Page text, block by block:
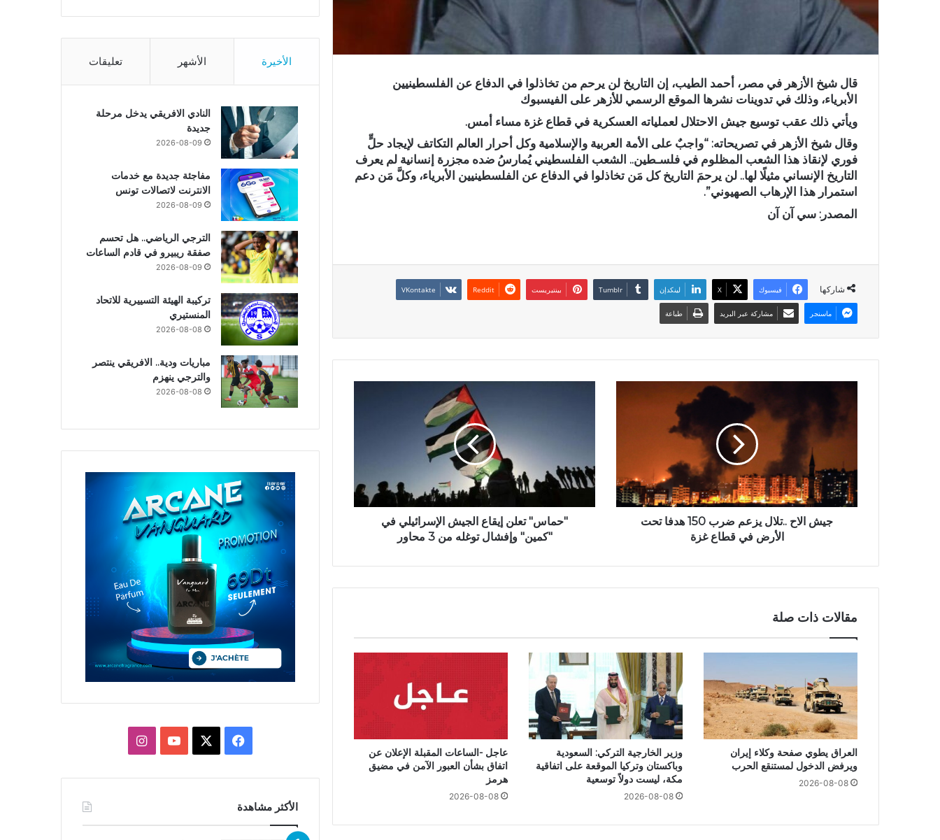
قال شيخ الأزهر في مصر، أحمد الطيب، إن التاريخ لن يرحم من تخاذلوا في الدفاع عن الفلسطينيين
الأبرياء، وذلك في تدوينات نشرها الموقع الرسمي للأزهر على الفيسبوك
ويأتي ذلك عقب توسيع جيش الاحتلال لعملياته العسكرية في قطاع غزة مساء أمس.
وقال شيخ الأزهر في تصريحاته: “واجبٌ على الأمة العربية والإسلامية وكل أحرار العالم التكاتف لإيجاد حلٍّ
فوري لإنقاذ هذا الشعب المظلوم في فلسـطين.. الشعب الفلسطيني يُمارسُ ضده مجزرة إنسانية لم يعرف
التاريخ الإنساني مثيلًا لها.. لن يرحمَ التاريخ كل مَن تخاذلوا في الدفاع عن الفلسطينيين الأبرياء، وكلَّ مَن دعم
استمرار هذا الإرهاب الصهيوني”.
المصدر: سي آن آن
شاركها فيسبوك X لينكدإن بينتيريست
ماسنجر مشاركة عبر البريد طباعة
جيش الاح ..تلال يزعم ضرب 150 هدفا تحت
الأرض في قطاع غزة
"حماس" تعلن إيقاع الجيش الإسرائيلي في
"كمين" وإفشال توغله من 3 محاور
مقالات ذات صلة
العراق يطوي صفحة وكلاء إيران
ويرفض الدخول لمستنقع الحرب
2026-08-08
وزير الخارجية التركي: السعودية
وباكستان وتركيا الموقعة على اتفاقية
مكة، ليست دولاً توسعية
2026-08-08
عاجل -الساعات المقبلة الإعلان عن
اتفاق بشأن العبور الآمن في مضيق
هرمز
2026-08-08
الأخيرة الأشهر تعليقات
النادي الافريقي يدخل مرحلة
جديدة
2026-08-09
مفاجئة جديدة مع خدمات
الانترنت لاتصالات تونس
2026-08-09
الترجي الرياضي.. هل تحسم
صفقة ريبيرو في قادم الساعات
2026-08-09
تركيبة الهيئة التسييرية للاتحاد
المنستيري
2026-08-08
مباريات ودية.. الافريقي ينتصر
والترجي ينهزم
2026-08-08
فيسبوك يوتيوبانستقرام
الأكثر مشاهدة